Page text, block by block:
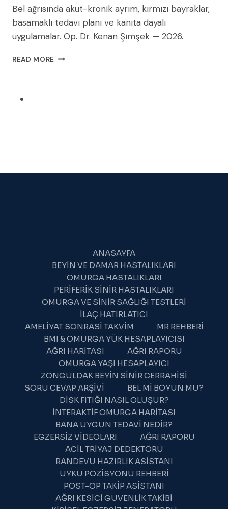
Bel ağrısında akut-kronik ayrım, kırmızı bayraklar,
basamaklı tedavi planı ve kanıta dayalı
uygulamalar. Op. Dr. Kenan Şimşek — 2026.
READ MORE BEL
2026
ANASAYFA
BEYIN VE DAMAR HASTALIKLARI
OMURGA HASTALIKLARI
PERIFERIK SINIR HASTALIKLARI
OMURGA VE SINIR SAĞLIĞI TESTLERI
İLAÇ HATIRLATICI
AMELIYAT SONRASI TAKVIM
MR REHBERI
BMI & OMURGA YÜK HESAPLAYICISI
AĞRI HARITASI
AĞRI RAPORU
OMURGA YAŞI HESAPLAYICI
ZONGULDAK BEYIN SINIR CERRAHISI
SORU CEVAP ARŞIVI
BEL MI BOYUN MU?
DISK FITIĞI NASIL OLUŞUR?
İNTERAKTIF OMURGA HARITASI
BANA UYGUN TEDAVI NEDIR?
EGZERSIZ VIDEOLARI
AĞRI RAPORU
ACIL TRIYAJ DEDEKTÖRÜ
RANDEVU HAZIRLIK ASISTANI
UYKU POZISYONU REHBERI
POST-OP TAKIP ASISTANI
AĞRI KESICI GÜVENLIK TAKIBI
WhatsApp Destek
Şu an çevrimdışı